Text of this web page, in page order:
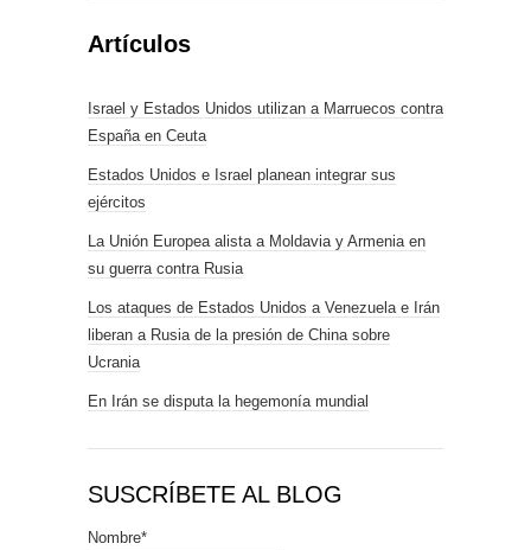
Artículos
Israel y Estados Unidos utilizan a Marruecos contra
España en Ceuta
Estados Unidos e Israel planean integrar sus
ejércitos
La Unión Europea alista a Moldavia y Armenia en
su guerra contra Rusia
Los ataques de Estados Unidos a Venezuela e Irán
liberan a Rusia de la presión de China sobre
Ucrania
En Irán se disputa la hegemonía mundial
SUSCRÍBETE AL BLOG
Nombre*